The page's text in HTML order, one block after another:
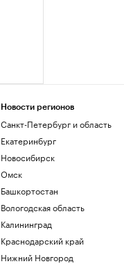
Новости регионов
Санкт-Петербург и область
Екатеринбург
Новосибирск
Омск
Башкортостан
Вологодская область
Калининград
Краснодарский край
Нижний Новгород